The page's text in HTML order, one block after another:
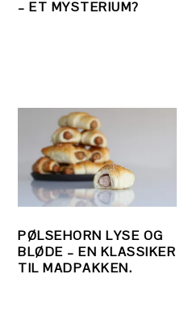
– ET MYSTERIUM?
PØLSEHORN LYSE OG
BLØDE – EN KLASSIKER
TIL MADPAKKEN.